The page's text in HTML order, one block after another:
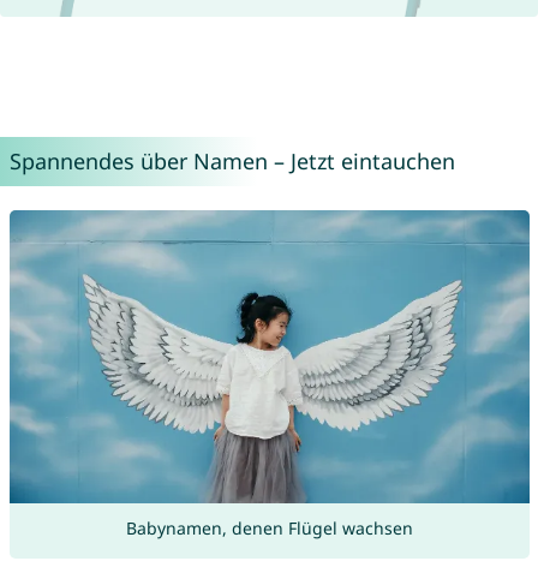
Spannendes über Namen – Jetzt eintauchen
Babynamen, denen Flügel wachsen